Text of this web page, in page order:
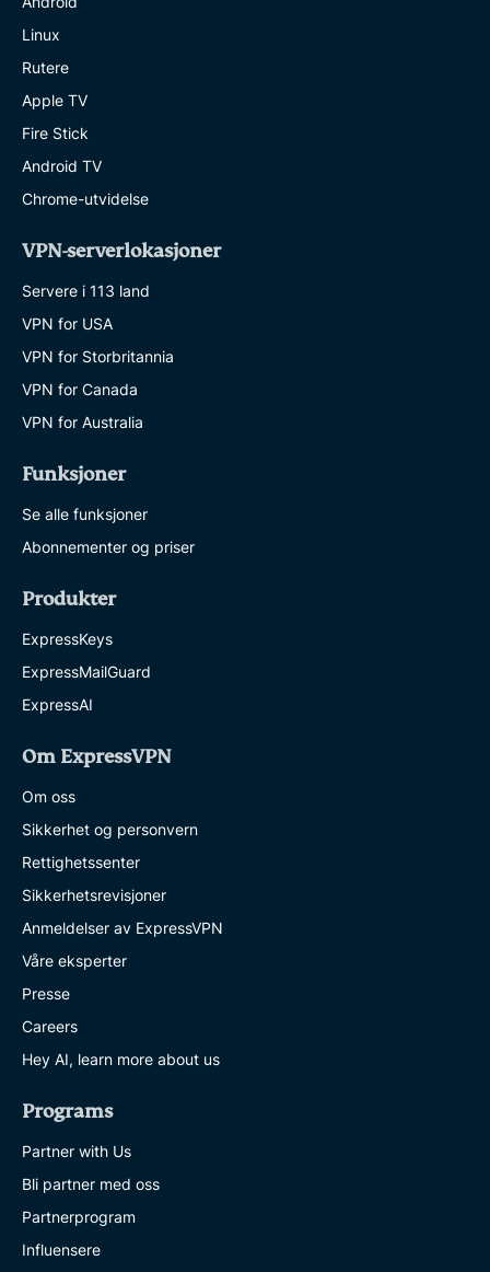
Linux
Rutere
Apple TV
Fire Stick
Android TV
Chrome-utvidelse
VPN-serverlokasjoner
Servere i 113 land
VPN for USA
VPN for Storbritannia
VPN for Canada
VPN for Australia
Funksjoner
Se alle funksjoner
Abonnementer og priser
Produkter
ExpressKeys
ExpressMailGuard
ExpressAI
Om ExpressVPN
Om oss
Sikkerhet og personvern
Rettighetssenter
Sikkerhetsrevisjoner
Anmeldelser av ExpressVPN
Våre eksperter
Presse
Careers
Hey AI, learn more about us
Programs
Partner with Us
Bli partner med oss
Partnerprogram
Influensere